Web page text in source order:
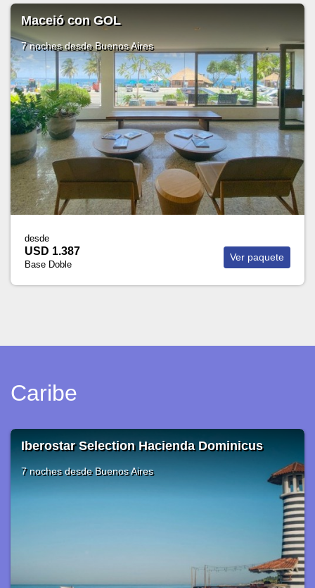
Disfrutá Angra Dos Reis con GOL
7 nochesdesde Buenos Aires
desde
USD 2.293
Base Doble
Ver paquete
Caribe
Riu Bambu
7 nochesdesde Buenos Aires